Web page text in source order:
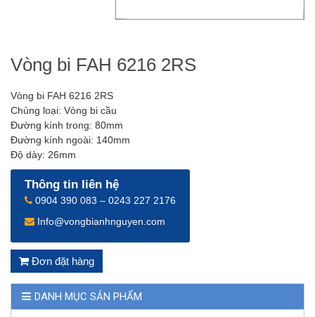
Vòng bi FAH 6216 2RS
Vòng bi FAH 6216 2RS
Chủng loại: Vòng bi cầu
Đường kính trong: 80mm
Đường kính ngoài: 140mm
Độ dày: 26mm
Thông tin liên hệ
0904 390 083 – 0243 227 2176
Info@vongbianhnguyen.com
Đơn đặt hàng
DANH MỤC SẢN PHẨM